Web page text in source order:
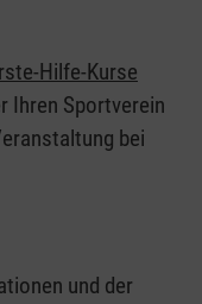
Hilfe-Kurse
Ihren Sportverein
bei
und der